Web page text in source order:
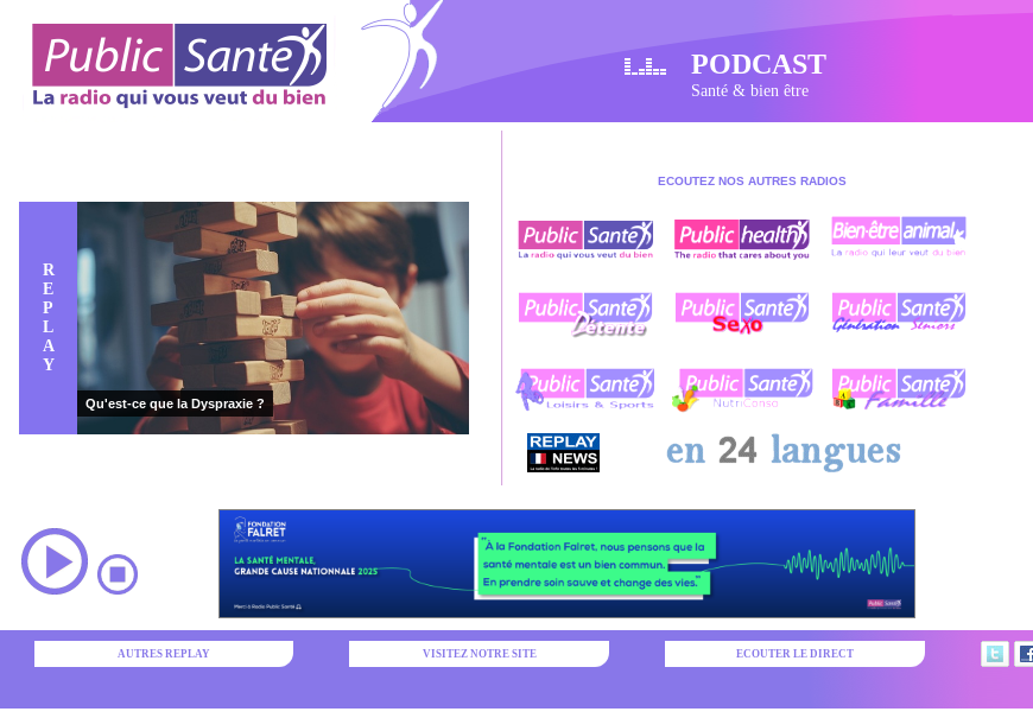
PODCAST
Santé & bien être
R
E
P
L
A
Y
Qu'est-ce que la Dyspraxie ?
ECOUTEZ NOS AUTRES RADIOS
AUTRES REPLAY VISITEZ NOTRE SITE ECOUTER LE DIRECT